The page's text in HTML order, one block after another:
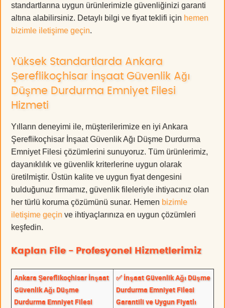
standartlarına uygun ürünlerimizle güvenliğinizi garanti
altına alabilirsiniz. Detaylı bilgi ve fiyat teklifi için hemen
bizimle iletişime geçin.
Yüksek Standartlarda Ankara
Şereflikoçhisar İnşaat Güvenlik Ağı
Düşme Durdurma Emniyet Filesi
Hizmeti
Yılların deneyimi ile, müşterilerimize en iyi Ankara
Şereflikoçhisar İnşaat Güvenlik Ağı Düşme Durdurma
Emniyet Filesi çözümlerini sunuyoruz. Tüm ürünlerimiz,
dayanıklılık ve güvenlik kriterlerine uygun olarak
üretilmiştir. Üstün kalite ve uygun fiyat dengesini
bulduğunuz firmamız, güvenlik fileleriyle ihtiyacınız olan
her türlü koruma çözümünü sunar. Hemen bizimle
iletişime geçin ve ihtiyaçlarınıza en uygun çözümleri
keşfedin.
Kaplan File - Profesyonel Hizmetlerimiz
Ankara Şereflikoçhisar İnşaat
Güvenlik Ağı Düşme
Durdurma Emniyet Filesi
✅ İnşaat Güvenlik Ağı Düşme
Durdurma Emniyet Filesi
Garantili ve Uygun Fiyatlı